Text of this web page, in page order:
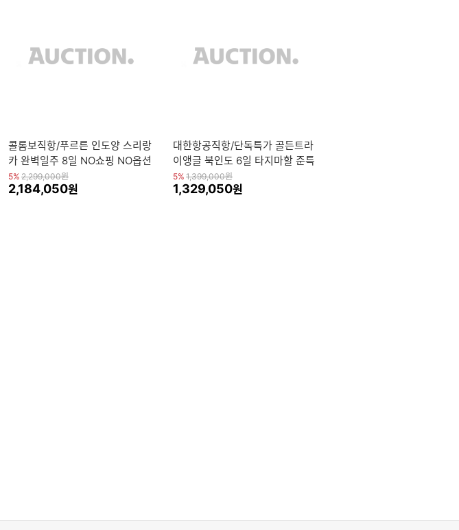
콜롬보직항/푸르른 인도양 스리랑
카 완벽일주 8일 NO쇼핑 NO옵션
5% 2,299,000원
2,184,050원
대한항공직항/단독특가 골든트라
이앵글 북인도 6일 타지마할 준특
급호텔 전통의상체험
5% 1,399,000원
1,329,050원